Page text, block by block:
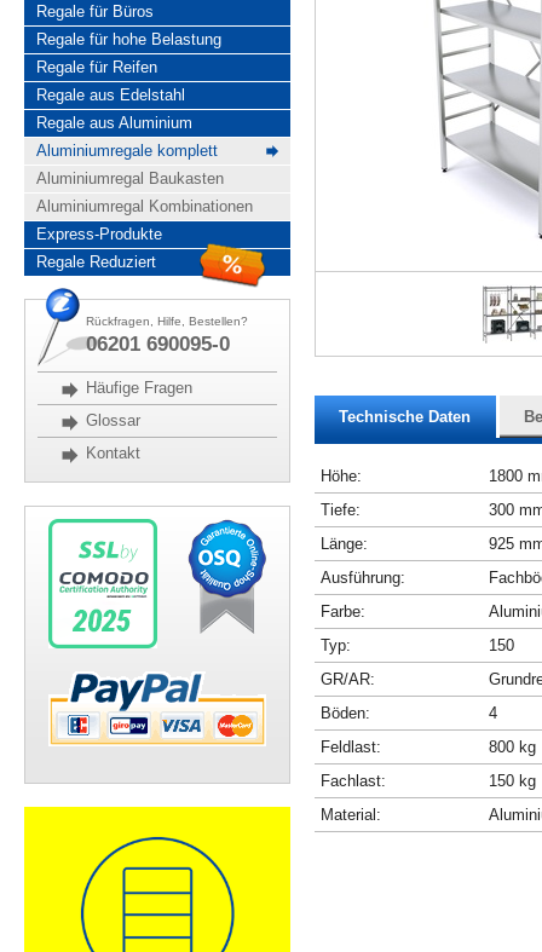
Regale für Büros
Regale für hohe Belastung
Regale für Reifen
Regale aus Edelstahl
Regale aus Aluminium
Aluminiumregale komplett
Aluminiumregal Baukasten
Aluminiumregal Kombinationen
Express-Produkte
Regale Reduziert
Rückfragen, Hilfe, Bestellen?
06201 690095-0
Häufige Fragen
Glossar
Kontakt
Technische Daten
Höhe:
1800
Tiefe:
300
Länge:
925
Ausführung:
Farbe:
Typ:
150
GR/AR:
Böden:
4
Feldlast:
800 kg
Fachlast:
150 kg
Material: